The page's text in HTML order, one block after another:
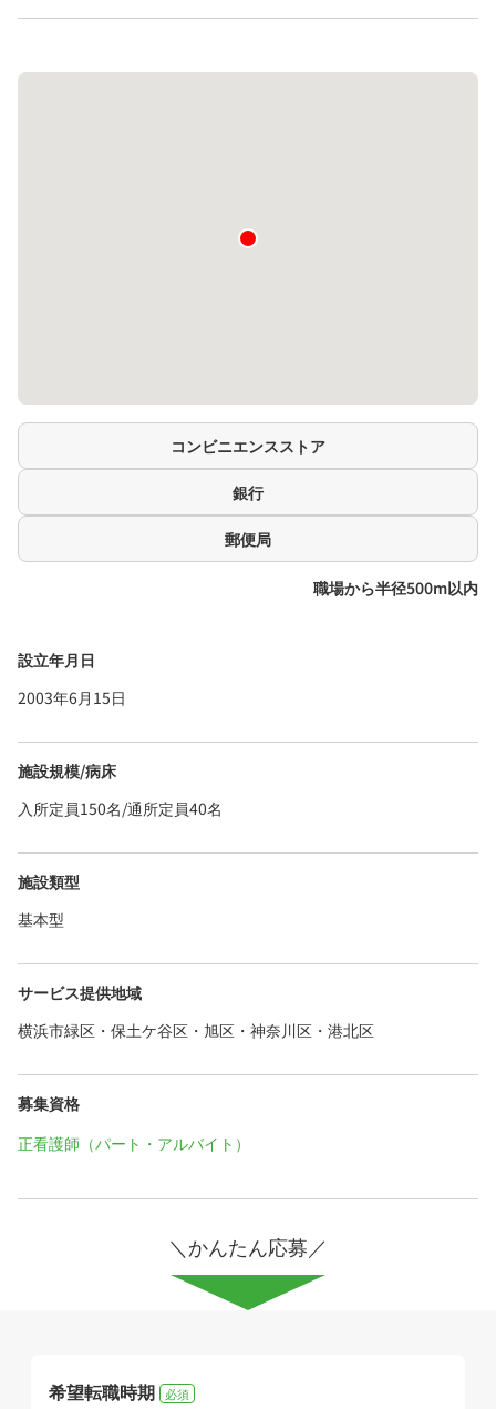
コンビニエンスストア
銀行
郵便局
職場から半径500m以内
設立年月日
2003年6月15日
施設規模/病床
入所定員150名/通所定員40名
施設類型
基本型
サービス提供地域
横浜市緑区・保土ケ谷区・旭区・神奈川区・港北区
募集資格
正看護師（パート・アルバイト）
＼かんたん応募／
希望転職時期 必須